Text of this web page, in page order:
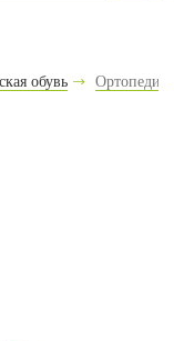
обувь